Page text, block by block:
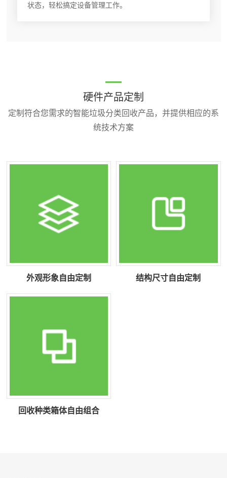
状态，轻松搞定设备管理工作。
硬件产品定制
定制符合您需求的智能垃圾分类回收产品，并提供相应的系
统技术方案
外观形象自由定制 结构尺寸自由定制
回收种类箱体自由组合